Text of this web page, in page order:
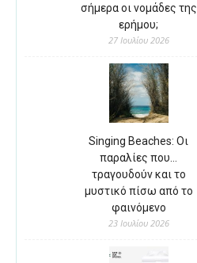
σήμερα οι νομάδες της
ερήμου;
27 Ιουλίου 2026
Singing Beaches: Οι
παραλίες που…
τραγουδούν και το
μυστικό πίσω από το
φαινόμενο
23 Ιουλίου 2026